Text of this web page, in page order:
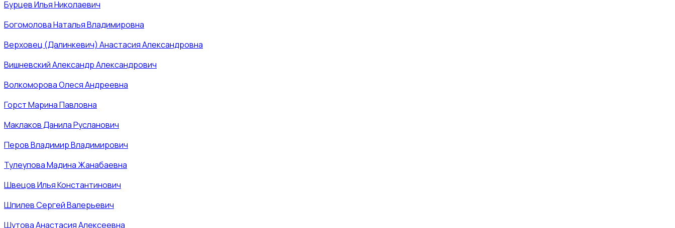
Бурцев Илья Николаевич
Богомолова Наталья Владимировна
Верховец (Далинкевич) Анастасия Александровна
Вишневский Александр Александрович
Волкоморова Олеся Андреевна
Горст Марина Павловна
Маклаков Данила Русланович
Перов Владимир Владимирович
Тулеупова Мадина Жанабаевна
Швецов Илья Константинович
Шпилев Сергей Валерьевич
Шутова Анастасия Алексеевна